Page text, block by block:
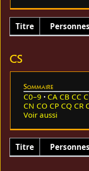
Titre
CS
Sommaire
C0–9 CA CB CC
CN CO CP CQ CR
Voir aussi
Titre